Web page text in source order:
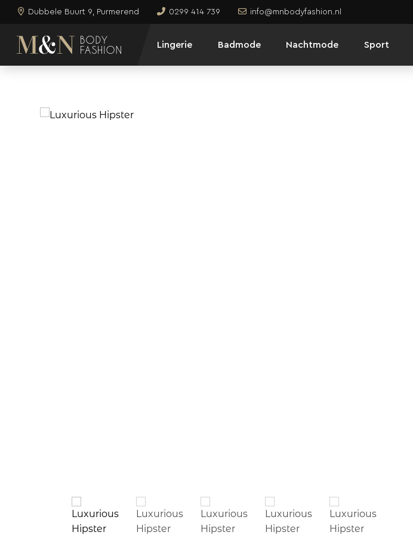
Dubbele Buurt 9, Purmerend 0299 414 739 info@mnbodyfashion.nl
Lingerie Badmode Nachtmode Sport